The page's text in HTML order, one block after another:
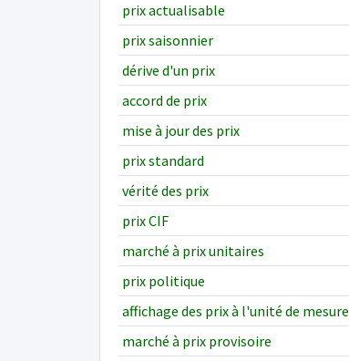
prix actualisable
prix saisonnier
dérive d'un prix
accord de prix
mise à jour des prix
prix standard
vérité des prix
prix CIF
marché à prix unitaires
prix politique
affichage des prix à l'unité de mesure
marché à prix provisoire